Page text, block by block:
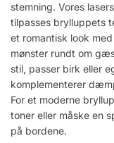
stemning. Vores
tilpasses brylluppets
et romantisk look
mønster rundt om
stil, passer birk eller
komplementerer
For et moderne
toner eller måske en
på bordene.